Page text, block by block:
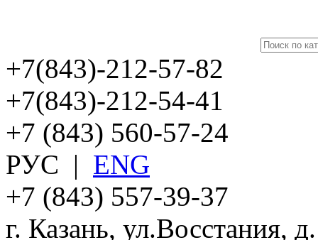
+7(843)-212-57-82
+7(843)-212-54-41
+7 (843) 560-57-24
РУС | ENG
+7 (843) 557-39-37
г. Казань, ул.Восстания,